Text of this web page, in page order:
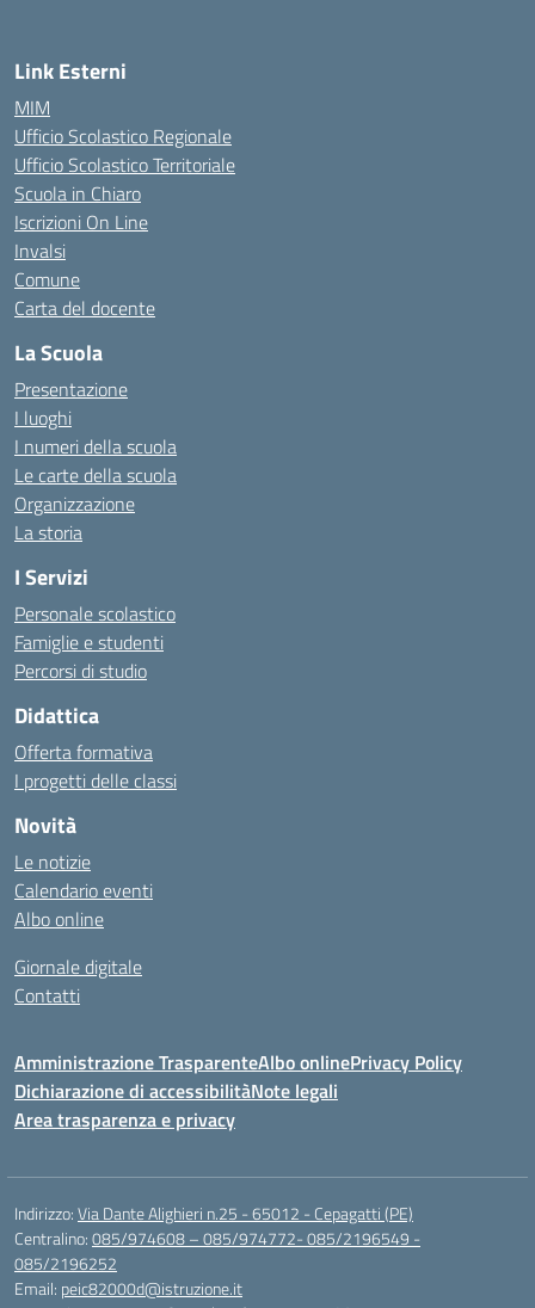
Link Esterni
MIM
Ufficio Scolastico Regionale
Ufficio Scolastico Territoriale
Scuola in Chiaro
Iscrizioni On Line
Invalsi
Comune
Carta del docente
La Scuola
Presentazione
I luoghi
I numeri della scuola
Le carte della scuola
Organizzazione
La storia
I Servizi
Personale scolastico
Famiglie e studenti
Percorsi di studio
Didattica
Offerta formativa
I progetti delle classi
Novità
Le notizie
Calendario eventi
Albo online
Giornale digitale
Contatti
Amministrazione TrasparenteAlbo onlinePrivacy Policy
Dichiarazione di accessibilitàNote legali
Area trasparenza e privacy
Indirizzo:Via Dante Alighieri n.25 - 65012 - Cepagatti (PE)
Centralino:085/974608 – 085/974772- 085/2196549 -
085/2196252
Email: peic82000d@istruzione.it